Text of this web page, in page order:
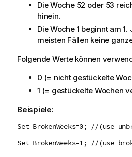
Die Woche 52 oder 53
hinein.
Die Woche 1 beginnt am
meisten Fällen keine
Folgende Werte können
0 (= nicht gestückelte
1 (= gestückelte Wochen
Beispiele:
Set BrokenWeeks=0; //(use
Set BrokenWeeks=1; //(use